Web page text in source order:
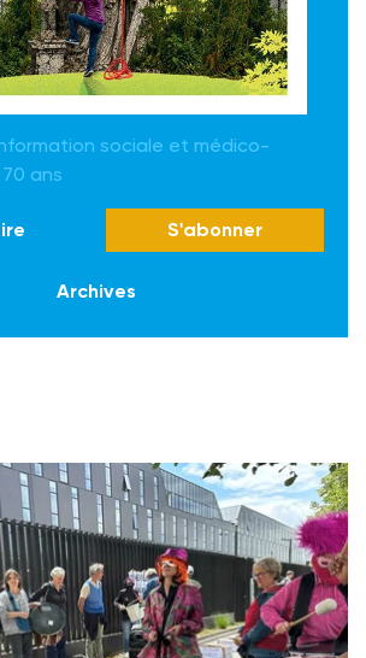
sociale et médico-
ans
S'abonner
Archives